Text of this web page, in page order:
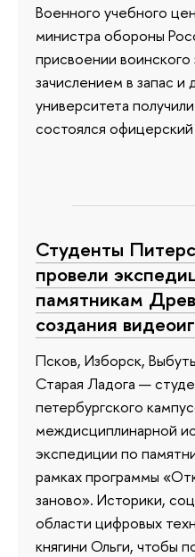
Военного учебного
министра обороны
присвоении воинского
зачислением в запас
университета
состоялся офицерский
Студенты
провели
памятникам
создания
Псков, Изборск,
Старая Ладога —
петербургского
междисциплинарной
экспедиции по
рамках программы
заново». Историки,
области цифровых
княгини Ольги, чтобы